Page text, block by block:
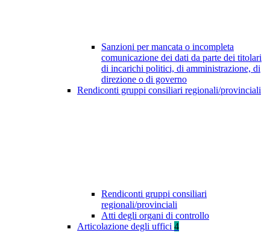
Sanzioni per mancata o incompleta
comunicazione dei dati da parte dei titolari
di incarichi politici, di amministrazione, di
direzione o di governo
Rendiconti gruppi consiliari regionali/provinciali
Rendiconti gruppi consiliari
regionali/provinciali
Atti degli organi di controllo
Articolazione degli uffici 4